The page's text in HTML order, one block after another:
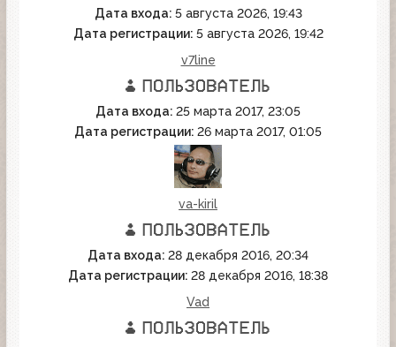
Дата входа: 5 августа 2026, 19:43
Дата регистрации: 5 августа 2026, 19:42
v7line
Дата входа: 25 марта 2017, 23:05
Дата регистрации: 26 марта 2017, 01:05
va-kiril
Дата входа: 28 декабря 2016, 20:34
Дата регистрации: 28 декабря 2016, 18:38
Vad